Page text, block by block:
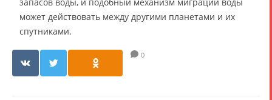
запасов воды, и подобный механизм миграции воды
может действовать между другими планетами и их
спутниками.
0